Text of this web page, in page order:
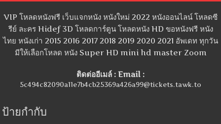
VIP โหลดหนังฟรี เว็บแจกหนัง หนังใหม่ 2022 หนังออนไลน์ โหลดซี
รีย์ ละคร Hidef 3D โหลดการ์ตูน โหลดหนัง HD ขอหนังฟรี หนัง
ไทย หนังเก่า 2015 2016 2017 2018 2019 2020 2021 อัพเดท ทุกวัน
มีให้เลือกโหลด หนัง Super HD mini hd master Zoom
ติดต่ออีเมล์ : Email :
5c494c82090a11e7b4cb25369a426a99@tickets.tawk.to
ป้ายกำกับ